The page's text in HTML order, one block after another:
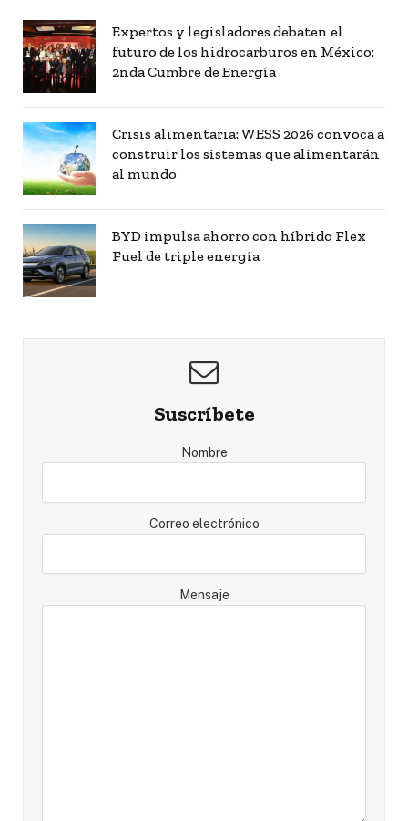
Expertos y legisladores debaten el
futuro de los hidrocarburos en México:
2nda Cumbre de Energía
Crisis alimentaria: WESS 2026 convoca a
construir los sistemas que alimentarán
al mundo
BYD impulsa ahorro con híbrido Flex
Fuel de triple energía
Suscríbete
Nombre
Correo electrónico
Mensaje